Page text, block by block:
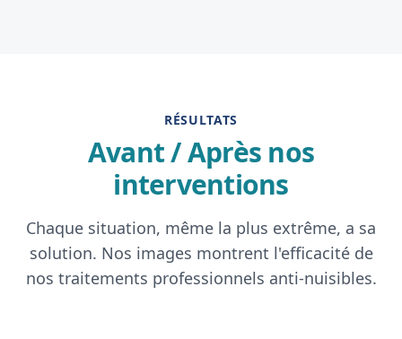
RÉSULTATS
Avant / Après nos
interventions
Chaque situation, même la plus extrême, a sa
solution. Nos images montrent l'efficacité de
nos traitements professionnels anti-nuisibles.